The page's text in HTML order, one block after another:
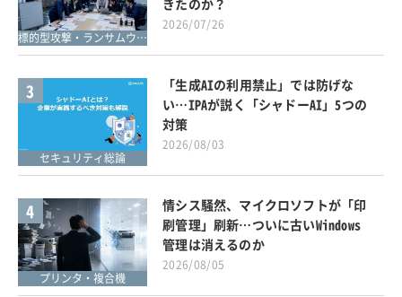
標的型攻撃・ランサムウェア対策
2026/07/26
3
セキュリティ総論
「生成AIの利用禁止」では防げな
い…IPAが説く「シャドーAI」5つの
対策
2026/08/03
4
プリンタ・複合機
情シス騒然、マイクロソフトが「印
刷管理」刷新…ついに古いWindows
管理は消えるのか
2026/08/05